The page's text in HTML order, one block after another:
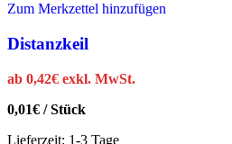
Zum Merkzettel hinzufügen
Distanzkeil
ab 0,42€ exkl. MwSt.
0,01€ /Stück
Lieferzeit: 1-3 Tage